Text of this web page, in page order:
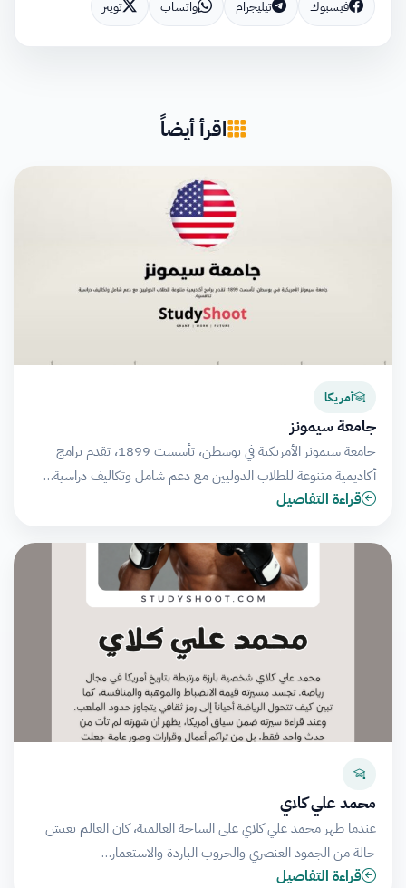
فيسبوك تيليجرام واتساب تويتر
اقرأ أيضاً
أمريكا
جامعة سيمونز
جامعة سيمونز الأمريكية في بوسطن، تأسست 1899، تقدم برامج
أكاديمية متنوعة للطلاب الدوليين مع دعم شامل وتكاليف دراسية…
قراءة التفاصيل
محمد علي كلاي
عندما ظهر محمد علي كلاي على الساحة العالمية، كان العالم يعيش
حالة من الجمود العنصري والحروب الباردة والاستعمار…
قراءة التفاصيل